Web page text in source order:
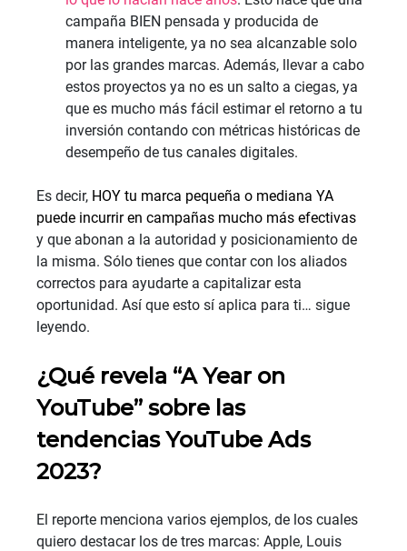
campaña BIEN pensada y producida de
manera inteligente, ya no sea alcanzable solo
por las grandes marcas. Además, llevar a cabo
estos proyectos ya no es un salto a ciegas, ya
que es mucho más fácil estimar el retorno a tu
inversión contando con métricas históricas de
desempeño de tus canales digitales.
Es decir, HOY tu marca pequeña o mediana YA
puede incurrir en campañas mucho más efectivas
y que abonan a la autoridad y posicionamiento de
la misma. Sólo tienes que contar con los aliados
correctos para ayudarte a capitalizar esta
oportunidad. Así que esto sí aplica para ti… sigue
leyendo.
¿Qué revela “A Year on
YouTube” sobre las
tendencias YouTube Ads
2023?
El reporte menciona varios ejemplos, de los cuales
quiero destacar los de tres marcas: Apple, Louis